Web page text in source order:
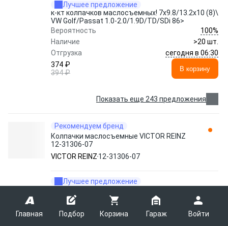
Главная Подбор Корзина Гараж Войти
Лучшее предложение
к-кт колпачков маслосъемных! 7x9.8/13.2x10 (8)\
VW Golf/Passat 1.0-2.0/1.9D/TD/SDi 86>
Вероятность
100%
Наличие
>20 шт.
Отгрузка
сегодня в 06:30
374 ₽
394 ₽
В корзину
Показать еще 243 предложения
Рекомендуем бренд
Колпачки маслосъемные VICTOR REINZ
12-31306-07
VICTOR REINZ 12-31306-07
Лучшее предложение
Citroen Xsara/Xantia/C5 2.0HDi 98>
Вероятность
100%
Наличие
1 шт.